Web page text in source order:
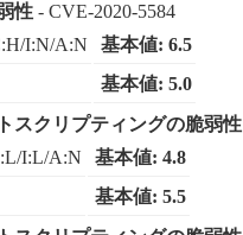
性 - CVE-2020-5584
I:N/A:N
基本値: 6.5
基本値: 5.0
スクリプティングの脆弱性
I:L/A:N
基本値: 4.8
基本値: 5.5